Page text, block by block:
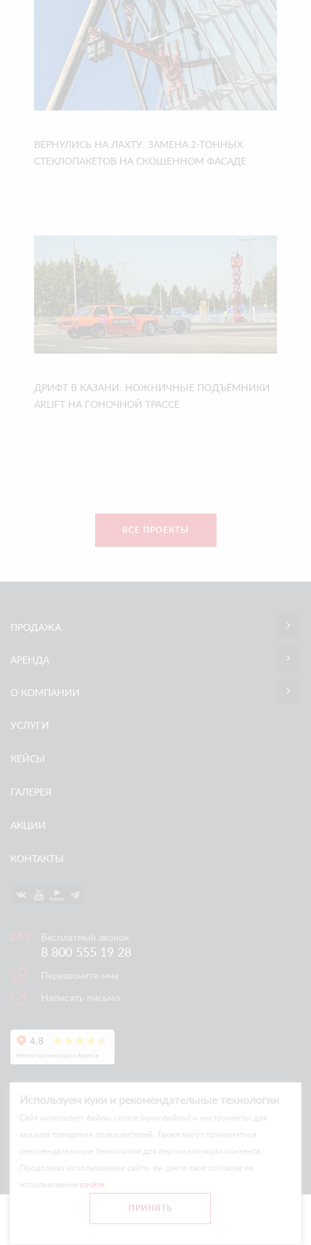
ВЕРНУЛИСЬ НА ЛАХТУ: ЗАМЕНА 2-ТОННЫХ
СТЕКЛОПАКЕТОВ НА СКОШЕННОМ ФАСАДЕ
ДРИФТ В КАЗАНИ: НОЖНИЧНЫЕ ПОДЪЁМНИКИ
ARLIFT НА ГОНОЧНОЙ ТРАССЕ
ВСЕ ПРОЕКТЫ
© Arlift 2026
All rights reserved
ПРОДАЖА
АРЕНДА
О КОМПАНИИ
УСЛУГИ
КЕЙСЫ
ГАЛЕРЕЯ
АКЦИИ
КОНТАКТЫ
Бесплатный звонок
8 800 555 19 28
Перезвоните мне
Написать письмо
Используем куки и рекомендательные технологии
Cайт использует файлы cookie (куки-файлы) и инструменты для
анализа поведения пользователей. Также могут применяться
рекомендательные технологии для персонализации контента.
Продолжая использование сайта, вы даете свое согласие на
использование cookie
ПРИНЯТЬ